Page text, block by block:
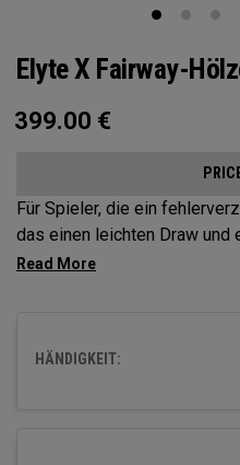
Elyte X Fairway-
399.00 €
Für Spieler, die ein
das einen leichten Draw und
unterstütz, bieten Elyte X
HÄNDIGKEIT: